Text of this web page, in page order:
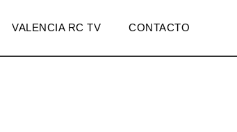
VALENCIA RC TV CONTACTO